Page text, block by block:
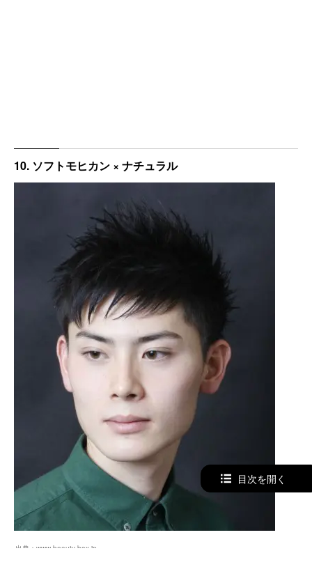
10. ソフトモヒカン × ナチュラル
出典： www.beauty-box.jp
目次を開く